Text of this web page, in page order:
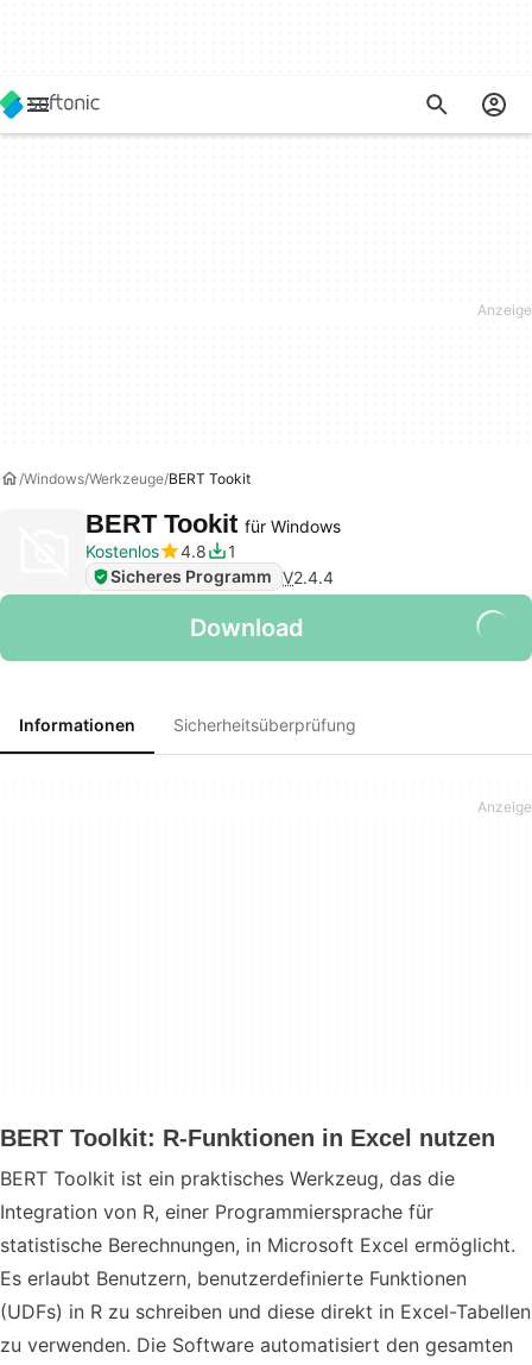
Windows Werkzeuge BERT Tookit
BERT Tookit für Windows
Kostenlos
4.8
1
Sicheres Programm V2.4.4
Download
Informationen Sicherheitsüberprüfung
BERT Toolkit: R-Funktionen in Excel nutzen
BERT Toolkit ist ein praktisches Werkzeug, das die
Integration von R, einer Programmiersprache für
statistische Berechnungen, in Microsoft Excel ermöglicht.
Es erlaubt Benutzern, benutzerdefinierte Funktionen
(UDFs) in R zu schreiben und diese direkt in Excel-Tabellen
zu verwenden. Die Software automatisiert den gesamten